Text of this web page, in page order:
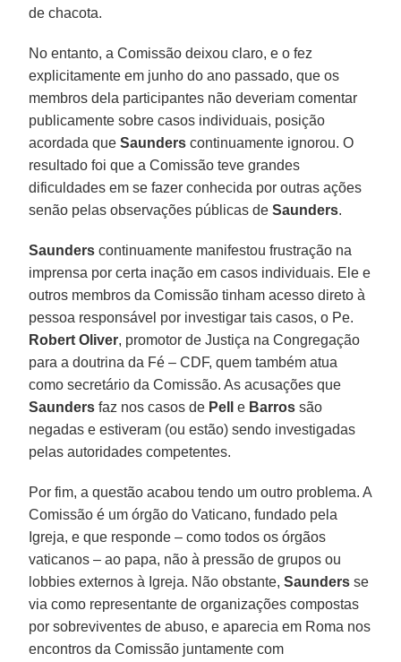
de chacota.
No entanto, a Comissão deixou claro, e o fez
explicitamente em junho do ano passado, que os
membros dela participantes não deveriam comentar
publicamente sobre casos individuais, posição
acordada queSaunders continuamente ignorou. O
resultado foi que a Comissão teve grandes
dificuldades em se fazer conhecida por outras ações
senão pelas observações públicas deSaunders.
Saunders continuamente manifestou frustração na
imprensa por certa inação em casos individuais. Ele e
outros membros da Comissão tinham acesso direto à
pessoa responsável por investigar tais casos, o Pe.
Robert Oliver, promotor de Justiça na Congregação
para a doutrina da Fé – CDF, quem também atua
como secretário da Comissão. As acusações que
Saunders faz nos casos de Pell e Barros são
negadas e estiveram (ou estão) sendo investigadas
pelas autoridades competentes.
Por fim, a questão acabou tendo um outro problema. A
Comissão é um órgão do Vaticano, fundado pela
Igreja, e que responde – como todos os órgãos
vaticanos – ao papa, não à pressão de grupos ou
lobbies externos à Igreja. Não obstante,Saunders se
via como representante de organizações compostas
por sobreviventes de abuso, e aparecia em Roma nos
encontros da Comissão juntamente com